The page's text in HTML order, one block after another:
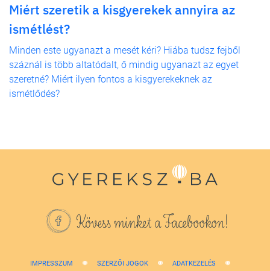
Miért szeretik a kisgyerekek annyira az
ismétlést?
Minden este ugyanazt a mesét kéri? Hiába tudsz fejből
száznál is több altatódalt, ő mindig ugyanazt az egyet
szeretné? Miért ilyen fontos a kisgyerekeknek az
ismétlődés?
Kövess minket a Facebookon!
IMPRESSZUM SZERZŐI JOGOK ADATKEZELÉS